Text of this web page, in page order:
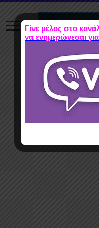
Γίνε μέλος στο
να ενημερώνεσαι για